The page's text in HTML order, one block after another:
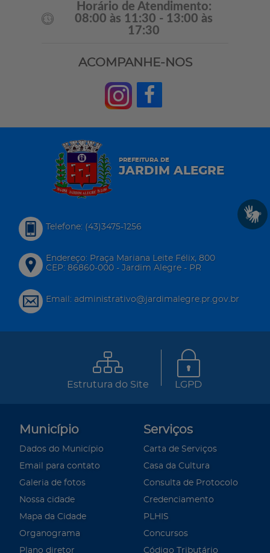
Horário de Atendimento:
08:00 às 11:30 - 13:00 às
17:30
ACOMPANHE-NOS
PREFEITURA DE
JARDIM ALEGRE
Telefone: (43)3475-1256
Endereço: Praça Mariana Leite Félix, 800
CEP: 86860-000 - Jardim Alegre - PR
Email: administrativo@jardimalegre.pr.gov.br
Estrutura do Site LGPD
Município
Dados do Município
Email para contato
Galeria de fotos
Nossa cidade
Mapa da Cidade
Organograma
Plano diretor
Serviços
Carta de Serviços
Casa da Cultura
Consulta de Protocolo
Credenciamento
PLHIS
Concursos
Código Tributário